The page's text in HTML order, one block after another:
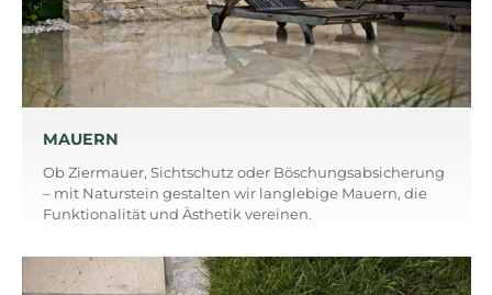
MAUERN
Ob Ziermauer, Sichtschutz oder Böschungsabsicherung
– mit Naturstein gestalten wir langlebige Mauern, die
Funktionalität und Ästhetik vereinen.